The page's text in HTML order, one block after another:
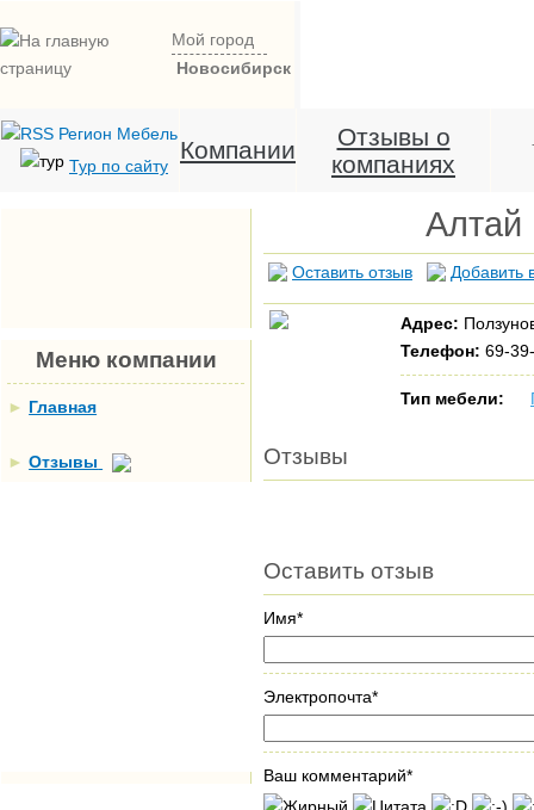
Мой город
Новосибирск
Тур по сайту
Компании
Отзывы о
компаниях
Меню компании
► Главная
► Отзывы
Оставить отзыв Добавить
Адрес:
Телефон: 69-
Тип мебели:
Отзывы
Оставить отзыв
Имя*
Электропочта*
Ваш комментарий*